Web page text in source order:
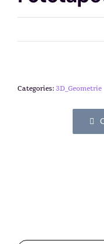
Categories:3D_Geometrie